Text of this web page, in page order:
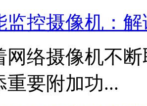
监控摄像机：
网络摄像机不
重要附加功...